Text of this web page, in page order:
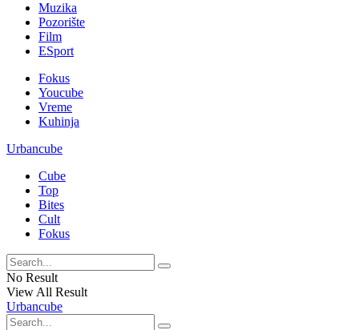
Muzika
Pozorište
Film
ESport
Fokus
Youcube
Vreme
Kuhinja
Urbancube
Cube
Top
Bites
Cult
Fokus
No Result
View All Result
Urbancube